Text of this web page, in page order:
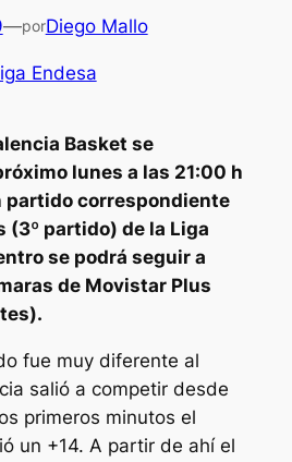
—porDiego Mallo
Endesa
Basket se
lunes a las 21:00 h
partido correspondiente
(3º partido) de la Liga
se podrá seguir a
de Movistar Plus
fue muy diferente al
salió a competir desde
primeros minutos el
un +14. A partir de ahí el